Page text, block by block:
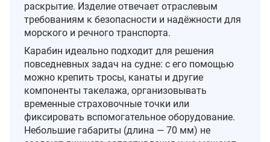
раскрытие. Изделие отвечает отраслевым
требованиям к безопасности и надёжности для
морского и речного транспорта.
Карабин идеально подходит для решения
повседневных задач на судне: с его помощью
можно крепить тросы, канаты и другие
компоненты такелажа, организовывать
временные страховочные точки или
фиксировать вспомогательное оборудование.
Небольшие габариты (длина — 70 мм) не